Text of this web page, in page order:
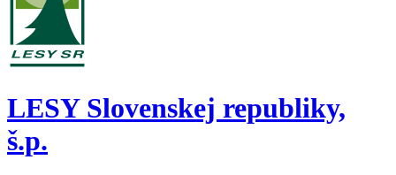
LESY Slovenskej republiky,
š.p.